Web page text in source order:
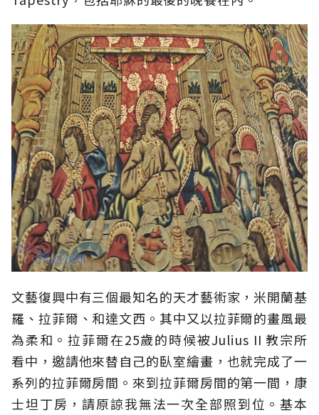
文藝復興中有三個最知名的天才藝術家，米開蘭基
羅、拉菲爾、和達文西。其中又以拉菲爾的畫風最
為柔和。拉菲爾在25歲的時候被Julius II 教宗所
看中，邀請他來替自己的臥室繪畫，也就完成了一
系列的拉菲爾房間。來到拉菲爾房間的第一間，康
士坦丁房，請原諒我無法一次全部照到位。基本